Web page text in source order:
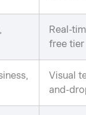
Real-
free tier
Visual
and-